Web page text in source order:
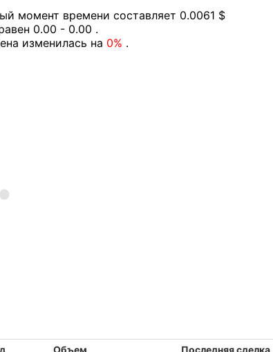
момент времени составляет 0.0061 $
0.00 - 0.00 .
изменилась на 0% .
Объем Последняя сделка